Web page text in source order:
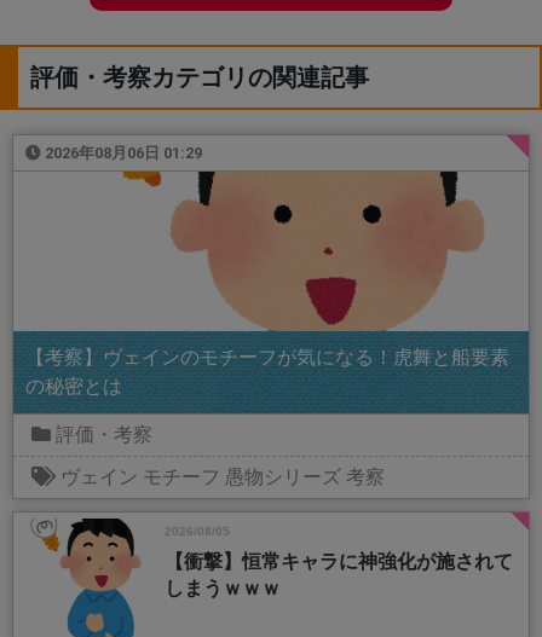
評価・考察カテゴリの関連記事
2026年08月06日 01:29
【考察】ヴェインのモチーフが気になる！虎舞と船要素
の秘密とは
評価・考察
ヴェイン モチーフ 愚物シリーズ 考察
2026/08/05
【衝撃】恒常キャラに神強化が施されて
しまうｗｗｗ